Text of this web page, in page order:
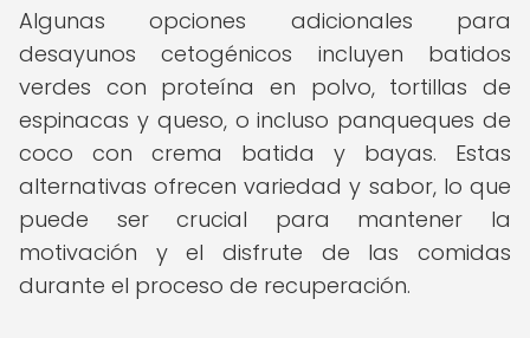
Algunas opciones adicionales para
desayunos cetogénicos incluyen batidos
verdes con proteína en polvo, tortillas de
espinacas y queso, o incluso panqueques de
coco con crema batida y bayas. Estas
alternativas ofrecen variedad y sabor, lo que
puede ser crucial para mantener la
motivación y el disfrute de las comidas
durante el proceso de recuperación.